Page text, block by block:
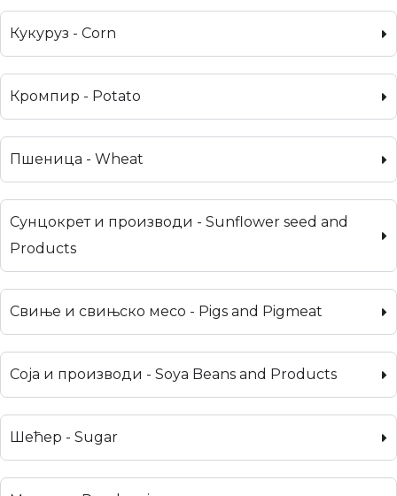
Кукуруз - Corn
Кромпир - Potato
Пшеница - Wheat
Сунцокрет и производи - Sunflower seed and
Products
Свиње и свињско месо - Pigs and Pigmeat
Соја и производи - Soya Beans and Products
Шећер - Sugar